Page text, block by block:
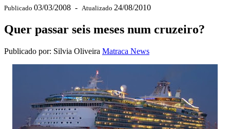
Publicado 03/03/2008 - Atualizado 24/08/2010
Quer passar seis meses num cruzeiro?
Publicado por: Silvia Oliveira Matraca News